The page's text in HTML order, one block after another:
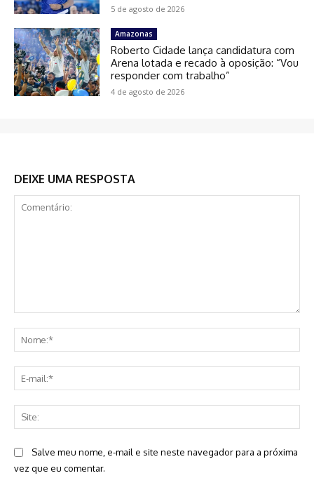
5 de agosto de 2026
Amazonas
Roberto Cidade lança candidatura com
Arena lotada e recado à oposição: “Vou
responder com trabalho”
4 de agosto de 2026
DEIXE UMA RESPOSTA
Salve meu nome, e-mail e site neste navegador para a próxima
vez que eu comentar.